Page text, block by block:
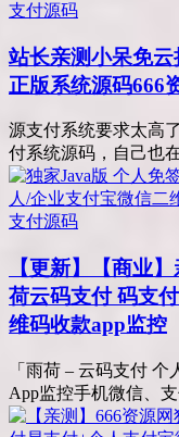
支付源码
站长亲测小呆免云
正版系统源码666
源支付系统要求太高
付系统源码，自己也
支付源码
【更新】【商业】
荷云码支付 码支
维码收款app监控
「雨荷 – 云码支付
App监控手机微信、